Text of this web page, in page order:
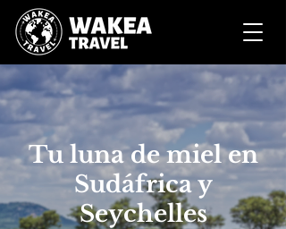
Tu luna de miel en
Sudáfrica y
Seychelles